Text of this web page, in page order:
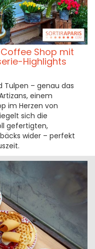
Shop mit
Highlights
Tulpen – genau das
einem
im Herzen von
sich die
gefertigten,
wider – perfekt